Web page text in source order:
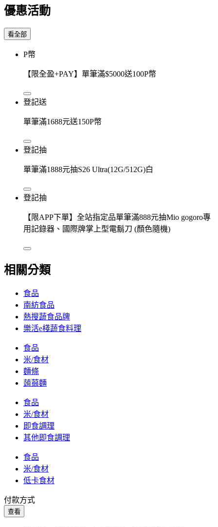
優惠活動
看全部
P幣
【限全盈+PAY】單筆滿$5000送100P幣
登記送
單筆滿1688元送150P幣
登記抽
單筆滿1888元抽S26 Ultra(12G/512G)白
登記抽
【限APP下單】全站指定品單筆滿888元抽Mio gogoro專
用記錄器、國際牌掌上型電鬍刀 (顏色隨機)
相關分類
食品
南紡食品
熱搜蔬食品牌
樂活e棧蔬食料理
食品
米/食材
麵條
蒟蒻麵
食品
米/食材
即食調理
其他即食調理
食品
米/食材
低卡食材
付款方式
查看